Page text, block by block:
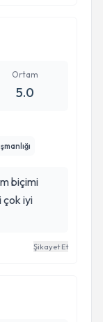
Ortam
5.0
biçimi
çok iyi
Şikayet Et